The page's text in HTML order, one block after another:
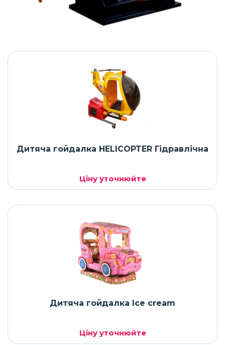
Дитяча гойдалка HELICOPTER Гідравлічна
Ціну уточнюйте
Дитяча гойдалка Ice cream
Ціну уточнюйте